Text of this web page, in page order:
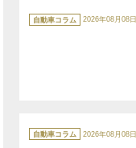
テ
ゴ
自動車コラム 2026年08月08日
テ
ゴ
自動車コラム 2026年08月08日